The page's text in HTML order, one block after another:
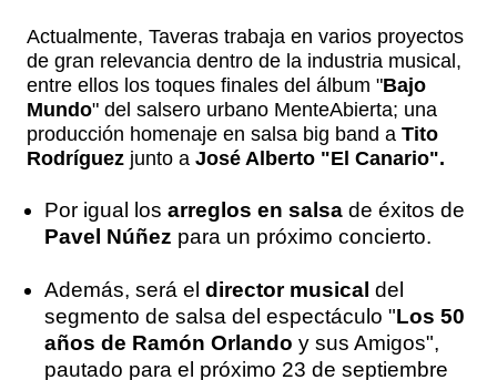
Actualmente, Taveras trabaja en varios proyectos
de gran relevancia dentro de la industria musical,
entre ellos los toques finales del álbum "Bajo
Mundo" del salsero urbano MenteAbierta; una
producción homenaje en salsa big band a Tito
Rodríguez junto a José Alberto "El Canario".
Por igual los arreglos en salsa de éxitos de
Pavel Núñez para un próximo concierto.
Además, será el director musical del
segmento de salsa del espectáculo "Los 50
años de Ramón Orlando y sus Amigos",
pautado para el próximo 23 de septiembre